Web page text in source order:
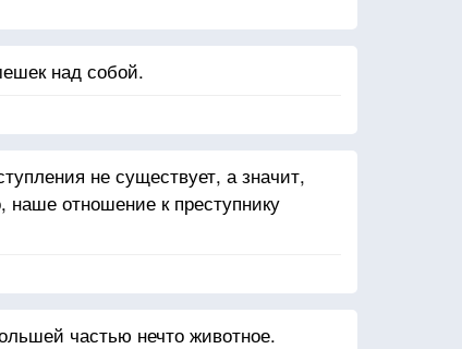
над собой.
не существует, а значит,
наше отношение к преступнику
частью нечто животное.